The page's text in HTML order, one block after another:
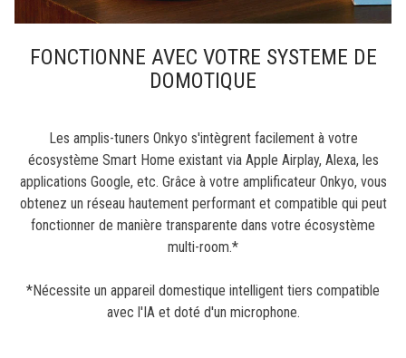
FONCTIONNE AVEC VOTRE SYSTEME DE
DOMOTIQUE
Les amplis-tuners Onkyo s'intègrent facilement à votre
écosystème Smart Home existant via Apple Airplay, Alexa, les
applications Google, etc. Grâce à votre amplificateur Onkyo, vous
obtenez un réseau hautement performant et compatible qui peut
fonctionner de manière transparente dans votre écosystème
multi-room.*
*Nécessite un appareil domestique intelligent tiers compatible
avec l'IA et doté d'un microphone.